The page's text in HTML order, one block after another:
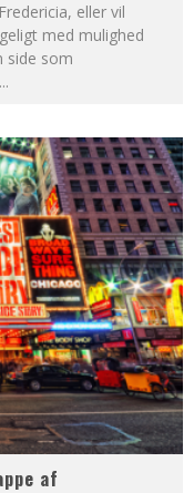
eller vil
med mulighed
side som
...
af